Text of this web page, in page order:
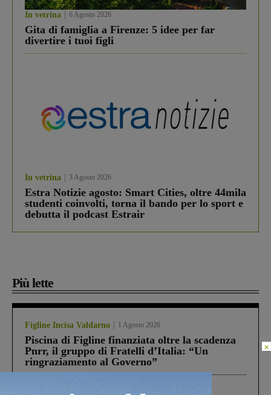
In vetrina 6 Agosto 2026
Gita di famiglia a Firenze: 5 idee per far
divertire i tuoi figli
In vetrina 3 Agosto 2026
Estra Notizie agosto: Smart Cities, oltre 44mila
studenti coinvolti, torna il bando per lo sport e
debutta il podcast Estrair
Più lette
Figline Incisa Valdarno 1 Agosto 2026
Piscina di Figline finanziata oltre la scadenza
Pnrr, il gruppo di Fratelli d’Italia: “Un
ringraziamento al Governo”
Cronaca
×